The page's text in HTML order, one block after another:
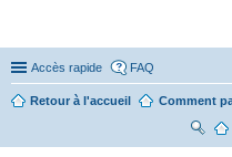
Stylevan -
Accès rapide FAQ
Retour à l'accueil Comment